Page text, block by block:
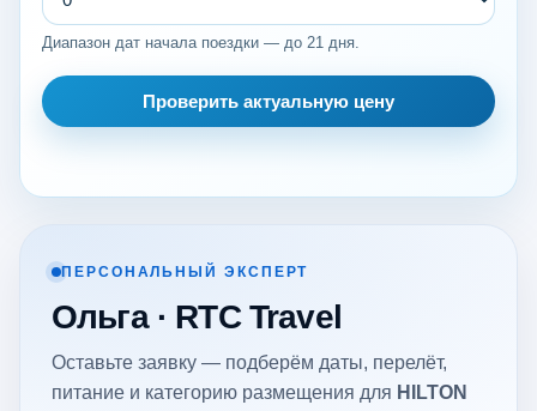
Диапазон дат начала поездки — до 21 дня.
Проверить актуальную цену
ПЕРСОНАЛЬНЫЙ ЭКСПЕРТ
Ольга · RTC Travel
Оставьте заявку — подберём даты, перелёт,
питание и категорию размещения для HILTON